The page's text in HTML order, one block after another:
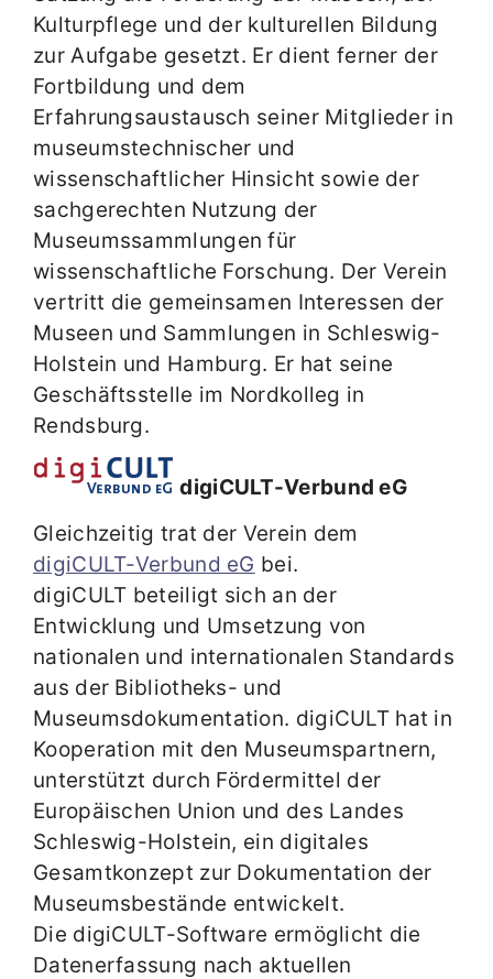
Kulturpflege und der kulturellen Bildung
zur Aufgabe gesetzt. Er dient ferner der
Fortbildung und dem
Erfahrungsaustausch seiner Mitglieder in
museumstechnischer und
wissenschaftlicher Hinsicht sowie der
sachgerechten Nutzung der
Museumssammlungen für
wissenschaftliche Forschung. Der Verein
vertritt die gemeinsamen Interessen der
Museen und Sammlungen in Schleswig-
Holstein und Hamburg. Er hat seine
Geschäftsstelle im Nordkolleg in
Rendsburg.
digiCULT-Verbund eG
Gleichzeitig trat der Verein dem
digiCULT-Verbund eG bei.
digiCULT beteiligt sich an der
Entwicklung und Umsetzung von
nationalen und internationalen Standards
aus der Bibliotheks- und
Museumsdokumentation. digiCULT hat in
Kooperation mit den Museumspartnern,
unterstützt durch Fördermittel der
Europäischen Union und des Landes
Schleswig-Holstein, ein digitales
Gesamtkonzept zur Dokumentation der
Museumsbestände entwickelt.
Die digiCULT-Software ermöglicht die
Datenerfassung nach aktuellen